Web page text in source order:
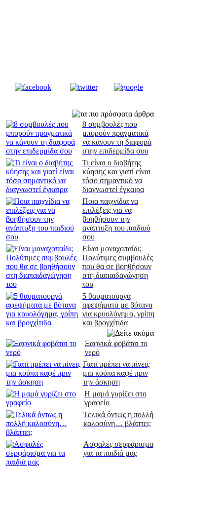
8 συμβουλές που
μπορούν πραγματικά
να κάνουν τη διαφορά
στην επιδερμίδα σου
Τι είναι ο διαβήτης
κύησης και γιατί είναι
τόσο σημαντικό να
διαγνωστεί έγκαιρα
Ποια παιχνίδια να
επιλέξεις για να
βοηθήσουν την
ανάπτυξη του παιδιού
σου
Είναι μοναχοπαίδι;
Πολύτιμες συμβουλές
που θα σε βοηθήσουν
στη διαπαιδαγώγηση
του
5 θαυματουργά
αφεψήματα με βότανα
για κρυολόγημα, γρίπη
και βρογχίτιδα
Ξαφνικά φοβάται το
νερό
Γιατί πρέπει να πίνεις
μια κούπα καφέ πριν
την άσκηση
Η μαμά γυρίζει στο
γραφείο
Τελικά όντως η πολλή
καλοσύνη… βλάπτει;
Ασφαλές σερφάρισμα
για τα παιδιά μας